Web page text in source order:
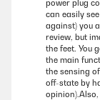
power plug
can easily
against) you
review, but
the feet. You
the main
the sensing
off-state by